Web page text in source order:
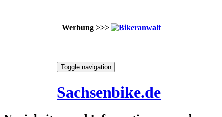
Werbung >>>
Toggle navigation
Sachsenbike.de